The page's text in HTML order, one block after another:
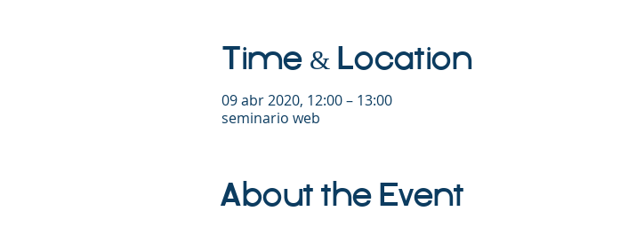
Time & Location
09 abr 2020, 12:00 – 13:00
seminario web
About the Event